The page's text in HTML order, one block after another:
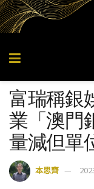
富瑞稱銀
業「澳門
量減但單
本思齊